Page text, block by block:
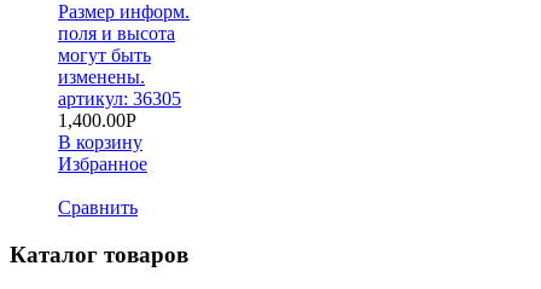
Размер информ.
поля и высота
могут быть
изменены.
артикул: 36305
1,400.00Р
В корзину
Избранное
Сравнить
Каталог товаров